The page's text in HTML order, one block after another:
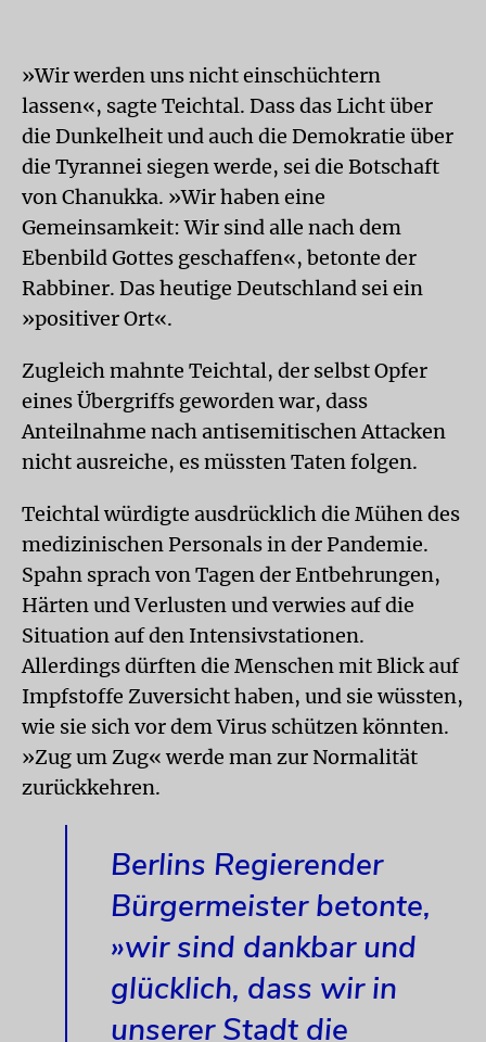
»Wir werden uns nicht einschüchtern
lassen«, sagte Teichtal. Dass das Licht über
die Dunkelheit und auch die Demokratie über
die Tyrannei siegen werde, sei die Botschaft
von Chanukka. »Wir haben eine
Gemeinsamkeit: Wir sind alle nach dem
Ebenbild Gottes geschaffen«, betonte der
Rabbiner. Das heutige Deutschland sei ein
»positiver Ort«.
Zugleich mahnte Teichtal, der selbst Opfer
eines Übergriffs geworden war, dass
Anteilnahme nach antisemitischen Attacken
nicht ausreiche, es müssten Taten folgen.
Teichtal würdigte ausdrücklich die Mühen des
medizinischen Personals in der Pandemie.
Spahn sprach von Tagen der Entbehrungen,
Härten und Verlusten und verwies auf die
Situation auf den Intensivstationen.
Allerdings dürften die Menschen mit Blick auf
Impfstoffe Zuversicht haben, und sie wüssten,
wie sie sich vor dem Virus schützen könnten.
»Zug um Zug« werde man zur Normalität
zurückkehren.
Berlins Regierender
Bürgermeister betonte,
»wir sind dankbar und
glücklich, dass wir in
unserer Stadt die